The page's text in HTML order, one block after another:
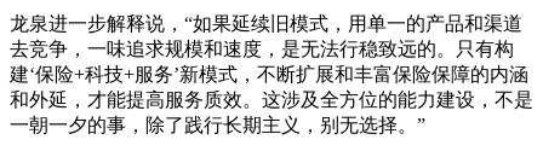
龙泉进一步解释说，“如果延续旧模式，用单一的产品和渠道
去竞争，一味追求规模和速度，是无法行稳致远的。只有构
建‘保险+科技+服务’新模式，不断扩展和丰富保险保障的内涵
和外延，才能提高服务质效。这涉及全方位的能力建设，不是
一朝一夕的事，除了践行长期主义，别无选择。”